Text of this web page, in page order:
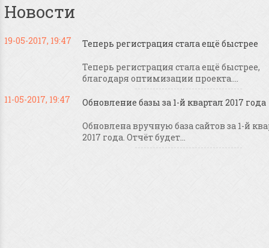
Новости
19-05-2017, 19:47 Теперь регистрация стала ещё быстрее
Теперь регистрация стала ещё быстрее,
благодаря оптимизации проекта....
11-05-2017, 19:47
Обновление базы за 1-й квартал 2017 года
Обновлена вручную база сайтов за 1-й
2017 года. Отчёт будет...